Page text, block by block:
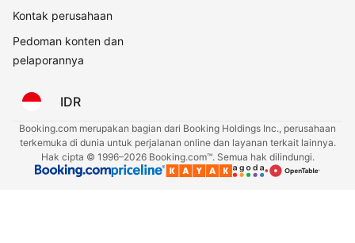
Kontak perusahaan
Pedoman konten dan
pelaporannya
IDR
Booking.com merupakan bagian dari Booking Holdings Inc., perusahaan
terkemuka di dunia untuk perjalanan online dan layanan terkait lainnya.
Hak cipta © 1996–2026 Booking.com™. Semua hak dilindungi.